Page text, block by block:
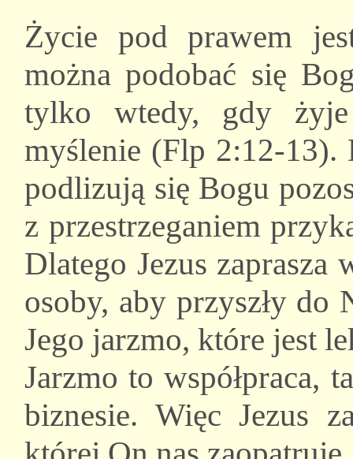
Życie pod prawem
można podobać się
tylko wtedy, gdy
myślenie (Flp 2:12-13).
podlizują się Bogu
z przestrzeganiem
Dlatego Jezus zaprasza
osoby, aby przyszły do
Jego jarzmo, które jest
Jarzmo to współpraca,
biznesie. Więc Jezus